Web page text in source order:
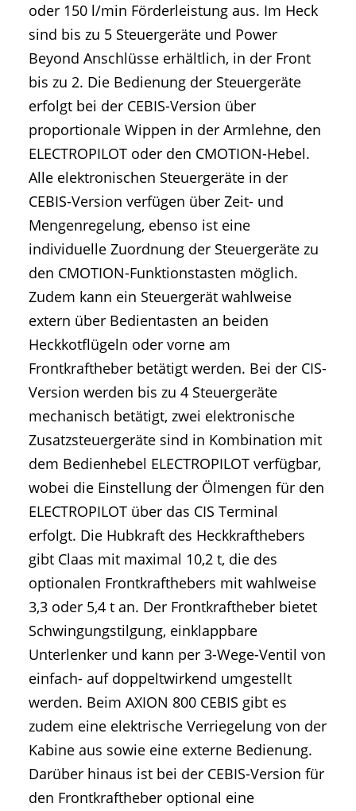
oder 150 l/min Förderleistung aus. Im Heck
sind bis zu 5 Steuergeräte und Power
Beyond Anschlüsse erhältlich, in der Front
bis zu 2. Die Bedienung der Steuergeräte
erfolgt bei der CEBIS-Version über
proportionale Wippen in der Armlehne, den
ELECTROPILOT oder den CMOTION-Hebel.
Alle elektronischen Steuergeräte in der
CEBIS-Version verfügen über Zeit- und
Mengenregelung, ebenso ist eine
individuelle Zuordnung der Steuergeräte zu
den CMOTION-Funktionstasten möglich.
Zudem kann ein Steuergerät wahlweise
extern über Bedientasten an beiden
Heckkotflügeln oder vorne am
Frontkraftheber betätigt werden. Bei der CIS-
Version werden bis zu 4 Steuergeräte
mechanisch betätigt, zwei elektronische
Zusatzsteuergeräte sind in Kombination mit
dem Bedienhebel ELECTROPILOT verfügbar,
wobei die Einstellung der Ölmengen für den
ELECTROPILOT über das CIS Terminal
erfolgt. Die Hubkraft des Heckkrafthebers
gibt Claas mit maximal 10,2 t, die des
optionalen Frontkrafthebers mit wahlweise
3,3 oder 5,4 t an. Der Frontkraftheber bietet
Schwingungstilgung, einklappbare
Unterlenker und kann per 3-Wege-Ventil von
einfach- auf doppeltwirkend umgestellt
werden. Beim AXION 800 CEBIS gibt es
zudem eine elektrische Verriegelung von der
Kabine aus sowie eine externe Bedienung.
Darüber hinaus ist bei der CEBIS-Version für
den Frontkraftheber optional eine